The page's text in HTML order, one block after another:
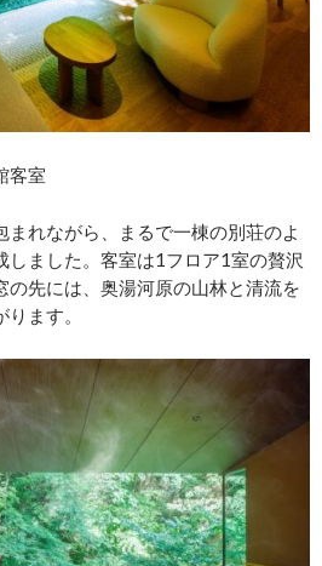
客室
れながら、まるで一棟の別荘のよ
しました。客室は1フロア1室の贅沢
の先には、奥湯河原の山林と清流を
ます。